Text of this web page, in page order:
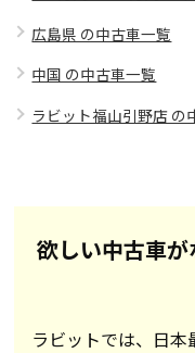
広島県 の中古車一覧
中国 の中古車一覧
ラビット福山引野店 の
欲しい中古車
ラビットでは、日